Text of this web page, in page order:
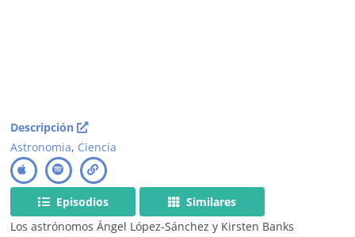
Descripción
Astronomia, Ciencia
Episodios
Similares
Los astrónomos Ángel López-Sánchez y Kirsten Banks